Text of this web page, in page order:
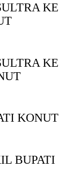
KE
KE
KONUT
BUPATI